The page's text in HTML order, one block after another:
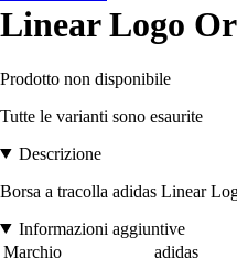
Linear Logo
Prodotto non disponibile
Tutte le varianti sono esaurite
Descrizione
Borsa a tracolla adidas Linear
Informazioni aggiuntive
Marchio
adidas